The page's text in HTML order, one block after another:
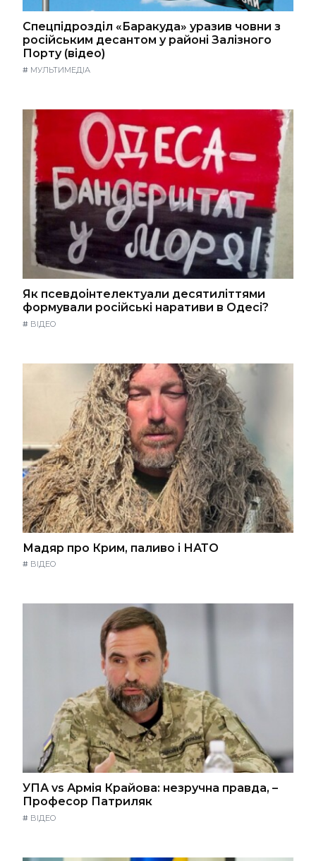
Спецпідрозділ «Баракуда» уразив човни з
російським десантом у районі Залізного
Порту (відео)
# МУЛЬТИМЕДІА
Як псевдоінтелектуали десятиліттями
формували російські наративи в Одесі?
# ВІДЕО
Мадяр про Крим, паливо і НАТО
# ВІДЕО
УПА vs Армія Крайова: незручна правда, –
Професор Патриляк
# ВІДЕО